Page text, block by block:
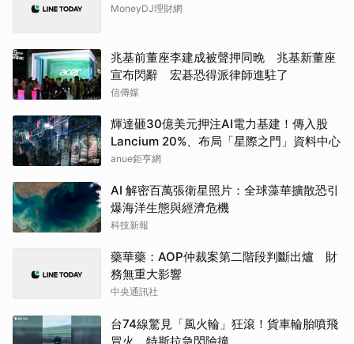
MoneyDJ理財網
兆基前董座李建成被聲押同晚 兆基新董座
宣布閃辭 宏碁恐得派律師進駐了
信傳媒
輝達砸30億美元押注AI電力基建！傳入股
Lancium 20%、布局「星際之門」資料中心
anue鉅亨網
AI 解密百萬張衛星照片：全球藻華擴散恐引
爆海洋生態與經濟危機
科技新報
藥華藥：AOP仲裁案第二階段判斷出爐 財
務無重大影響
中央通訊社
台74線驚見「風火輪」狂滾！貨車輪胎噴飛